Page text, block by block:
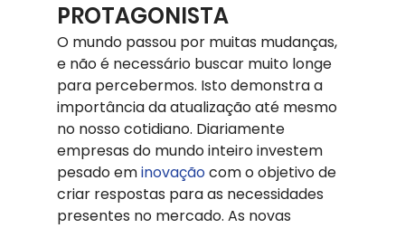
PROTAGONISTA
O mundo passou por muitas mudanças,
e não é necessário buscar muito longe
para percebermos. Isto demonstra a
importância da atualização até mesmo
no nosso cotidiano. Diariamente
empresas do mundo inteiro investem
pesado em inovação com o objetivo de
criar respostas para as necessidades
presentes no mercado. As novas